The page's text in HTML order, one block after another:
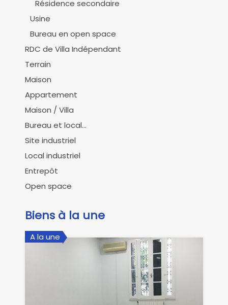
Résidence secondaire
Usine
Bureau en open space
RDC de Villa Indépendant
Terrain
Maison
Appartement
Maison / Villa
Bureau et local...
Site industriel
Local industriel
Entrepôt
Open space
Biens à la une
A la une